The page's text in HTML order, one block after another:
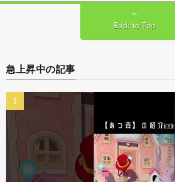
Back to Top
急上昇中の記事